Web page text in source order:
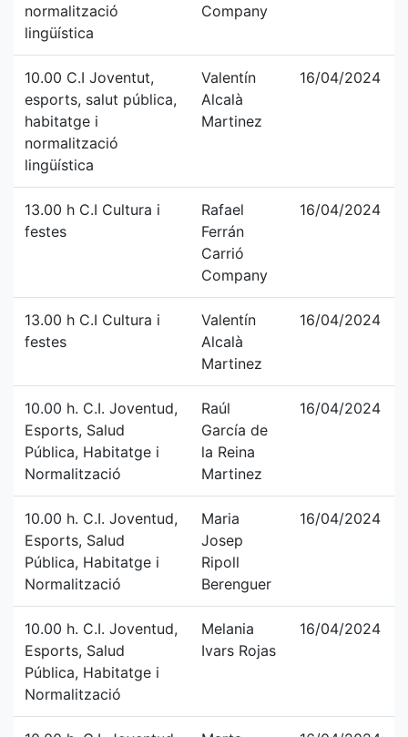
normalització
lingüística
Company
10.00 C.I Joventut,
esports, salut pública,
habitatge i
normalització
lingüística
Valentín
Alcalà
Martinez
16/04/2024
13.00 h C.I Cultura i
festes
Rafael
Ferrán
Carrió
Company
16/04/2024
13.00 h C.I Cultura i
festes
Valentín
Alcalà
Martinez
16/04/2024
10.00 h. C.I. Joventud,
Esports, Salud
Pública, Habitatge i
Normalització
Raúl
García de
la Reina
Martinez
16/04/2024
10.00 h. C.I. Joventud,
Esports, Salud
Pública, Habitatge i
Normalització
Maria
Josep
Ripoll
Berenguer
16/04/2024
10.00 h. C.I. Joventud,
Esports, Salud
Pública, Habitatge i
Normalització
Melania
Ivars Rojas
16/04/2024